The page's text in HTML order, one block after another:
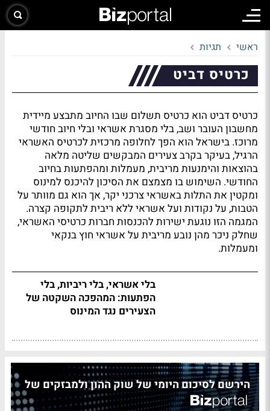
ראשי תגיות
כרטיס דביט
כרטיס דביט הוא כרטיס תשלום שבו החיוב מתבצע מיידית
מחשבון העובר ושב, בלי מסגרת אשראי ובלי חיוב חודשי
מרוכז. בישראל הוא הפך לחלופה מרכזית לכרטיס האשראי
הרגיל, בעיקר בקרב צעירים המבקשים שליטה מלאה
בהוצאות והימנעות מריבית, מעמלות ומהפתעות בחיוב
החודשי. השימוש בו מצמצם את הסיכון להיכנס למינוס
ומקטין את התלות באשראי צרכני יקר, אך הוא גם מוותר על
הטבות, על נקודות ועל אשראי ללא ריבית לתקופה קצרה.
המגמה הזו נוגעת ישירות להכנסות חברות כרטיסי האשראי,
שחלק ניכר מהן נובע מריבית על אשראי חוץ בנקאי
ומעמלות.
בלי אשראי, בלי ריביות, בלי
הפתעות: המהפכה השקטה של
הצעירים נגד המינוס
הירשם לסיכום היומי של שוק ההון ולמבזקים של